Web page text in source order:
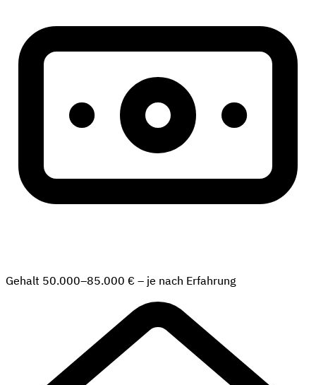
Gehalt 50.000–85.000 € – je nach Erfahrung